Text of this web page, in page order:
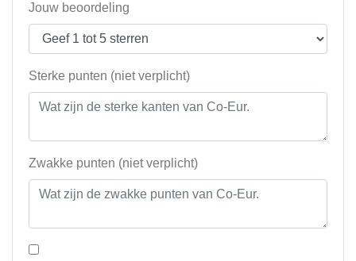
Jouw beoordeling
Sterke punten (niet verplicht)
Zwakke punten (niet verplicht)